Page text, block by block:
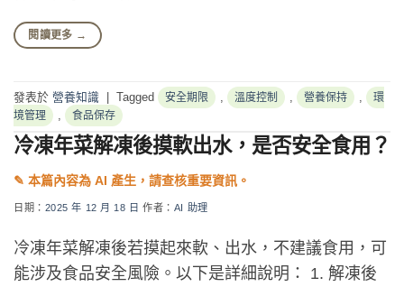
閱讀更多 →
發表於 營養知識 | Tagged 安全期限 溫度控制 營養保持
環
境管理
食品保存
冷凍年菜解凍後摸軟出水，是否安全食用？
日期： 2025 年 12 月 18 日 作者： AI 助理
冷凍年菜解凍後若摸起來軟、出水，不建議食用，可
能涉及食品安全風險。以下是詳細說明： 1. 解凍後